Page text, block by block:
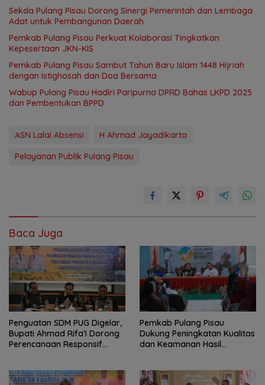
Sekda Pulang Pisau Dorong Sinergi Pemerintah dan Lembaga
Adat untuk Pembangunan Daerah
Pemkab Pulang Pisau Perkuat Kolaborasi Tingkatkan
Kepesertaan JKN-KIS
Pemkab Pulang Pisau Sambut Tahun Baru Islam 1448 Hijriah
dengan Istighosah dan Doa Bersama
Wabup Pulang Pisau Hadiri Paripurna DPRD Bahas LKPD 2025
dan Pembentukan BPPD
ASN Lalai Absensi
H Ahmad Jayadikarta
Pelayanan Publik Pulang Pisau
Baca Juga
Penguatan SDM PUG Digelar,
Bupati Ahmad Rifa’i Dorong
Perencanaan Responsif
Pemkab Pulang Pisau
Dukung Peningkatan Kualitas
dan Keamanan Hasil